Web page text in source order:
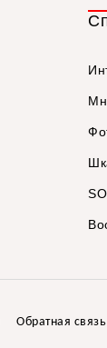
Обратная связь